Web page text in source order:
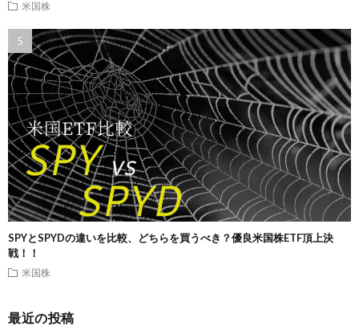
米国株
SPYとSPYDの違いを比較、どちらを買うべき？優良米国株ETF頂上決
戦！！
米国株
最近の投稿